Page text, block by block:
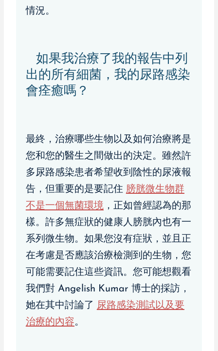
情況。
如果我治療了我的報告中列
出的所有細菌，我的尿路感染
會痊癒嗎？
最終，治療哪些生物以及如何治療將是
您和您的醫生之間做出的決定。雖然許
多尿路感染患者希望收到陰性的尿液報
告，但重要的是要記住 膀胱微生物群
不是一個無菌環境，正如曾經認為的那
樣。許多無症狀的健康人膀胱內也有一
系列微生物。如果您沒有症狀，並且正
在考慮是否應該治療檢測到的生物，您
可能需要記住這些資訊。您可能想觀看
我們對 Angelish Kumar 博士的採訪，
她在其中討論了 尿路感染測試以及要
治療的內容。